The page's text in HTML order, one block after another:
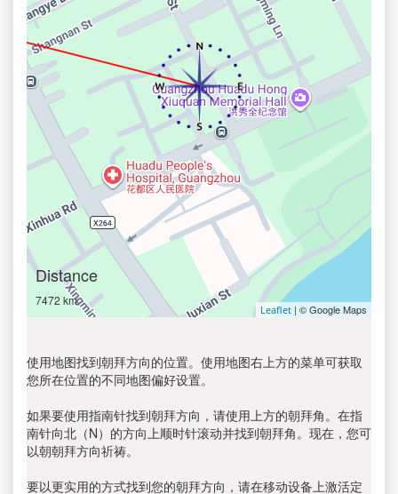
Distance
7472 km
Leaflet | © Google Maps
使用地图找到朝拜方向的位置。使用地图右上方的菜单可获取
您所在位置的不同地图偏好设置。
如果要使用指南针找到朝拜方向，请使用上方的朝拜角。在指
南针向北（N）的方向上顺时针滚动并找到朝拜角。现在，您可
以朝朝拜方向祈祷。
要以更实用的方式找到您的朝拜方向，请在移动设备上激活定